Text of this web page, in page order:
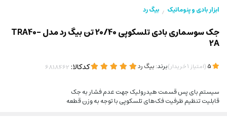
ابزار بادی و پنوماتیک / بیگ رد
جک سوسماری بادی تلسکوپی 20/40 تن بیگ رد مدل TRA40-
2A
(امتیاز 1خریدار)برند:بیگ رد کدکالا:
سیستم بای پس قسمت هیدرولیک جهت عدم فشار به جک
قابلیت تنظیم ظرفیت فک‌های تلسکوپی با توجه به وزن قطعه